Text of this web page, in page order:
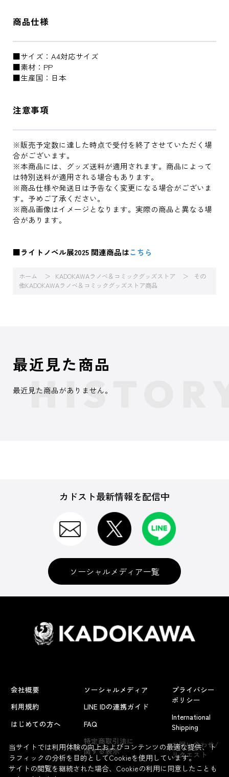
商品仕様
■サイズ：A4対応サイズ
■素材：PP
■生産国：日本
注意事項
※販売予定数に達した時点で受付を終了させていただく場
合がございます。
※本商品には、グッズ送料が適用されます。商品によって
は特別送料が適用される場合もあります。
※商品仕様や発送日は予告なく変更になる場合がございま
す。予めご了承ください。
※商品画像はイメージとなります。実際の商品と異なる場
合があります。
■ライトノベル展2025 関連商品はこちら
ホーム KADOKAWAラノベ＆コミックグッズストア
その
他KADOKAWAラノベ＆コミックグッズストア商品
よくあるお問い合わせ
最近見た商品
最近見た商品がありません。
カドスト最新情報を配信中
ソーシャルメディア一覧
会社概要
利用規約
はじめての方へ
ソーシャルメディア
LINE IDの連携ガイド
FAQ
特定商取引法に
関する表示
プライバシー
ポリシー
International
Shipping
お問い合わせ/
リクエスト
当サイトでは利用体験の向上およびコンテンツの最適な提供、ト
ラフィックの分析を目的としてCookieを使用しています。
サイトの閲覧を継続された場合、Cookieの利用に同意したことも